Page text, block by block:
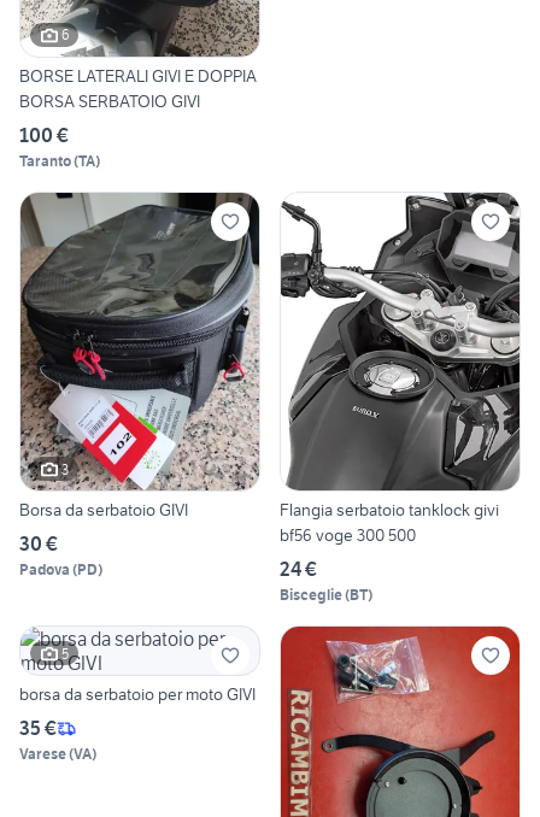
6
BORSE LATERALI GIVI E DOPPIA
BORSA SERBATOIO GIVI
100 €
Taranto(TA)
3
Borsa da serbatoio GIVI
30 €
Padova (PD)
Flangia serbatoio tanklock givi
bf56 voge 300 500
24 €
Bisceglie(BT)
5
borsa da serbatoio per moto GIVI
35 €
Varese(VA)